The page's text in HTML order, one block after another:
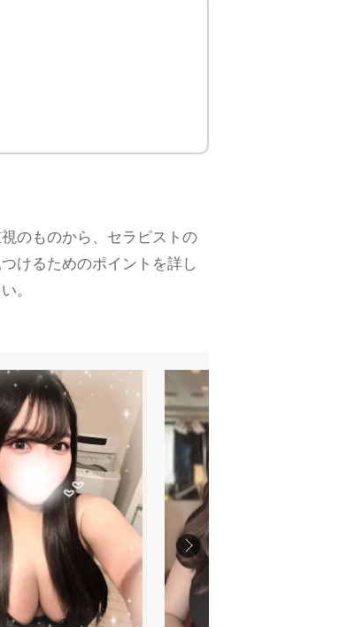
のものから、セラピストの
けるためのポイントを詳し
。